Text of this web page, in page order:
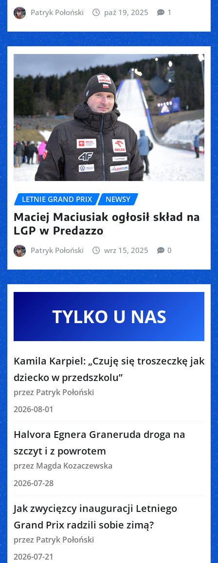
Patryk Połoński paź 19, 2025 1
LETNIE GRAND PRIX NEWSY
Maciej Maciusiak ogłosił skład na
LGP w Predazzo
Patryk Połoński wrz 15, 2025 0
TYLKO U NAS
Kamila Karpiel: „Czuję się troszeczkę jak
dziecko w przedszkolu”
przez Patryk Połoński
2026-08-01
Halvora Egnera Graneruda droga na
szczyt i z powrotem
przez Magda Kozaczewska
2026-07-28
Jak zwycięzcy inauguracji Letniego
Grand Prix radzili sobie zimą?
przez Patryk Połoński
2026-07-21